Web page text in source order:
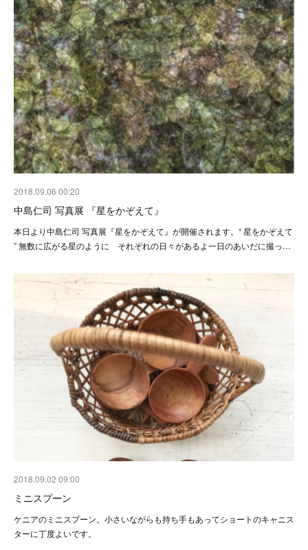
2018.09.06 00:20
中島仁司 写真展 『星をかぞえて』
本日 より中島仁司 写真展 『星をかぞえて』が開催されます。 “ 星をかぞえて
” 無数に広がる星のように それぞれの日々があるよ 一日のあいだに撮っ…
2018.09.02 09:00
ミニスプーン
ケニアのミニスプーン 。小さいながらも持ち手もあってショートのキャニス
ターに丁度よいです。